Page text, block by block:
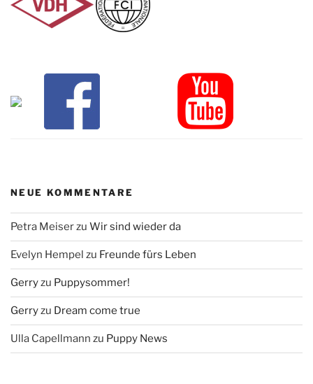
NEUE KOMMENTARE
Petra Meiserzu Wir sind wieder da
Evelyn Hempel zu Freunde fürs Leben
Gerryzu Puppysommer!
Gerryzu Dream come true
Ulla Capellmann zu Puppy News